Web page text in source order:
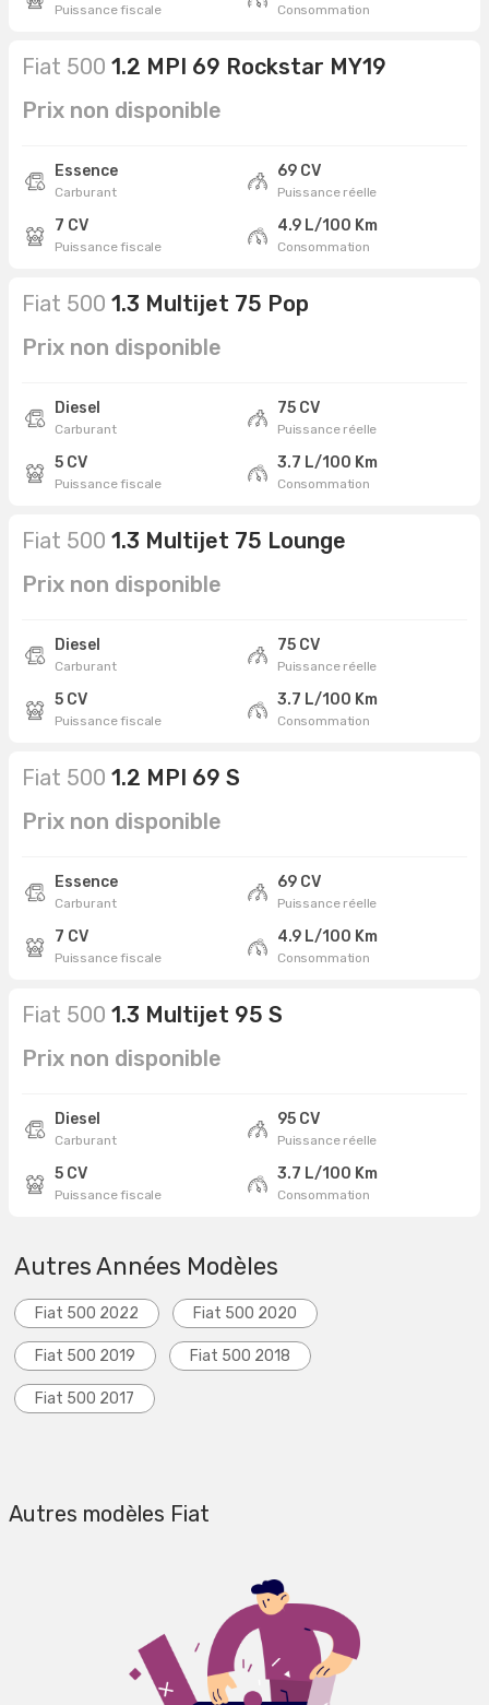
Puissance fiscale Consommation
Fiat 500 1.2 MPI 69 Rockstar MY19
Prix non disponible
Essence
Carburant
69 CV
Puissance réelle
7 CV
Puissance fiscale
4.9 L/100 Km
Consommation
Fiat 500 1.3 Multijet 75 Pop
Prix non disponible
Diesel
Carburant
75 CV
Puissance réelle
5 CV
Puissance fiscale
3.7 L/100 Km
Consommation
Fiat 500 1.3 Multijet 75 Lounge
Prix non disponible
Diesel
Carburant
75 CV
Puissance réelle
5 CV
Puissance fiscale
3.7 L/100 Km
Consommation
Fiat 500 1.2 MPI 69 S
Prix non disponible
Essence
Carburant
69 CV
Puissance réelle
7 CV
Puissance fiscale
4.9 L/100 Km
Consommation
Fiat 500 1.3 Multijet 95 S
Prix non disponible
Diesel
Carburant
95 CV
Puissance réelle
5 CV
Puissance fiscale
3.7 L/100 Km
Consommation
Autres Années Modèles
Fiat 500 2022 Fiat 500 2020
Fiat 500 2019 Fiat 500 2018
Fiat 500 2017
Autres modèles Fiat